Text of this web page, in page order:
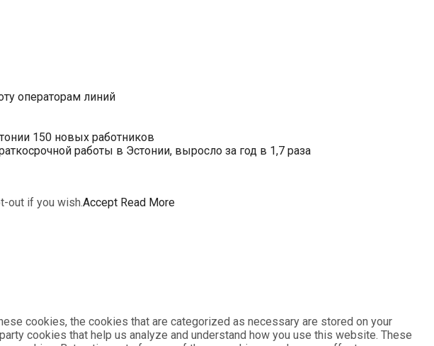
операторам линий
150 новых работников
работы в Эстонии, выросло за год в 1,7 раза
out if you wish.Accept Read More
cookies, the cookies that are categorized as necessary are stored on your
cookies that help us analyze and understand how you use this website. These